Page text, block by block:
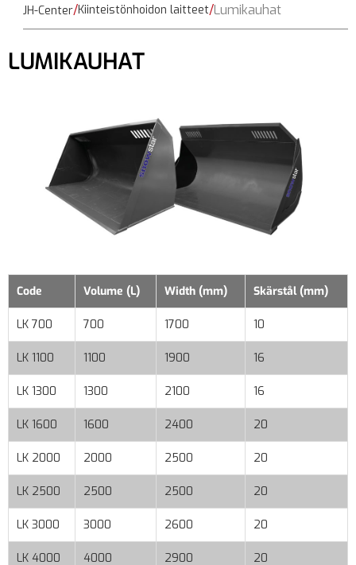
JH-Center Kiinteistönhoidon laitteet Lumikauhat
LUMIKAUHAT
Code Volume (L) Width (mm) Skärstål (mm)
LK 700 700 1700 10
LK 1100 1100 1900 16
LK 1300 1300 2100 16
LK 1600 1600 2400 20
LK 2000 2000 2500 20
LK 2500 2500 2500 20
LK 3000 3000 2600 20
LK 4000 4000 2900 20